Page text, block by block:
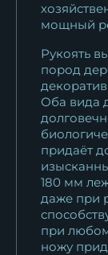
мощный
Рукоять
пород
Оба вида
придаёт
180 мм
даже при
при
ножу